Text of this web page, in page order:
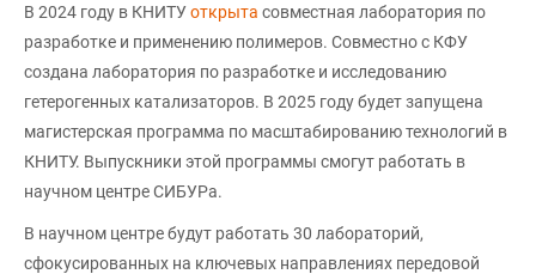
В 2024 году в КНИТУоткрыта совместная лаборатория по
разработке и применению полимеров. Совместно с КФУ
создана лаборатория по разработке и исследованию
гетерогенных катализаторов. В 2025 году будет запущена
магистерская программа по масштабированию технологий в
КНИТУ. Выпускники этой программы смогут работать в
научном центре СИБУРа.
В научном центре будут работать 30 лабораторий,
сфокусированных на ключевых направлениях передовой